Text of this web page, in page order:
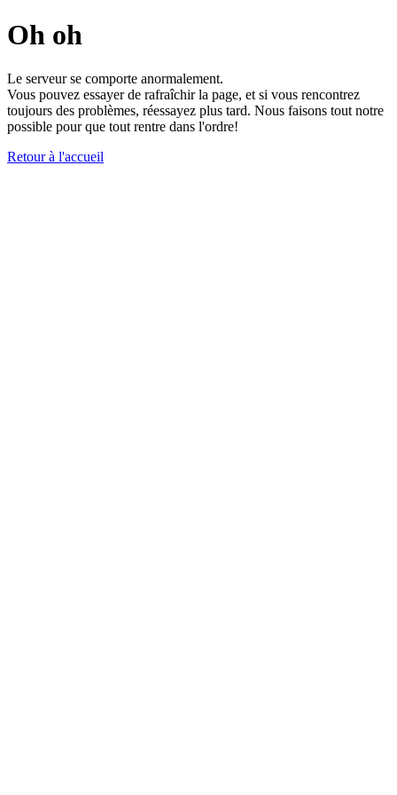
Oh oh
Le serveur se comporte anormalement.
Vous pouvez essayer de rafraîchir la page, et si vous rencontrez
toujours des problèmes, réessayez plus tard. Nous faisons tout notre
possible pour que tout rentre dans l'ordre!
Retour à l'accueil